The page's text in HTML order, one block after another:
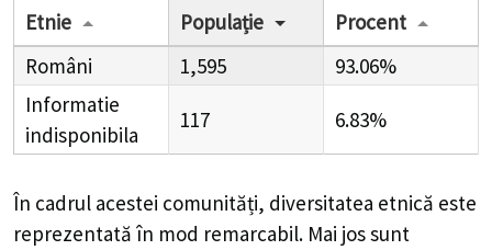
Etnie Populație
Procent
Români
1,595
93.06%
Informatie
indisponibila
117 6.83%
În cadrul acestei comunități, diversitatea etnică este
reprezentată în mod remarcabil. Mai jos sunt